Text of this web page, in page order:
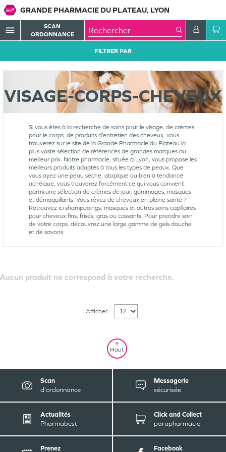
GRANDE PHARMACIE DU PLATEAU, LYON
menu
SCAN
ORDONNANCE
FILTRER PAR
VISAGE-CORPS-CHEVEUX
Si vous êtes à la recherche de soins pour le visage, de crèmes
pour le corps, de produits d’entretien des cheveux, vous
trouverez sur le site de la Grande Pharmacie du Plateau la
plus vaste sélection de références de grandes marques au
meilleur prix. Notre pharmacie, située à Lyon, vous propose les
meilleurs produits adaptés à tous les types de peaux. Que
vous ayez une peau sèche, atopique ou bien à tendance
acnéique, vous trouverez forcément ce qui vous convient
parmi une sélection de crèmes de jour, gommages, masques
et démaquillants. Vous rêvez de cheveux en pleine santé ?
Retrouvez ici shampooings, masques et autres soins capillaires
pour cheveux fins, frisés, gras ou cassants. Pour prendre soin
de votre corps, découvrez une large gamme de gels douche
et de savons.
Aucun produit ne correspond à votre recherche.
Afficher :
Haut
Scan
d'ordonnance
Messagerie
sécurisée
Actualités
Pharmabest
Click and Collect
parapharmacie
Prenez
Facebook